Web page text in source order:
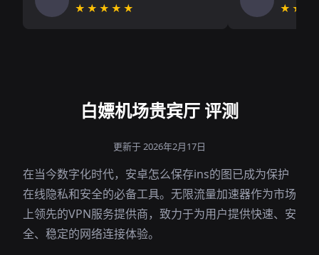
★★★★★
白嫖机场贵宾厅 评测
更新于 2026年2月17日
在当今数字化时代，安卓怎么保存ins的图已成为保护
在线隐私和安全的必备工具。无限流量加速器作为市场
上领先的VPN服务提供商，致力于为用户提供快速、安
全、稳定的网络连接体验。